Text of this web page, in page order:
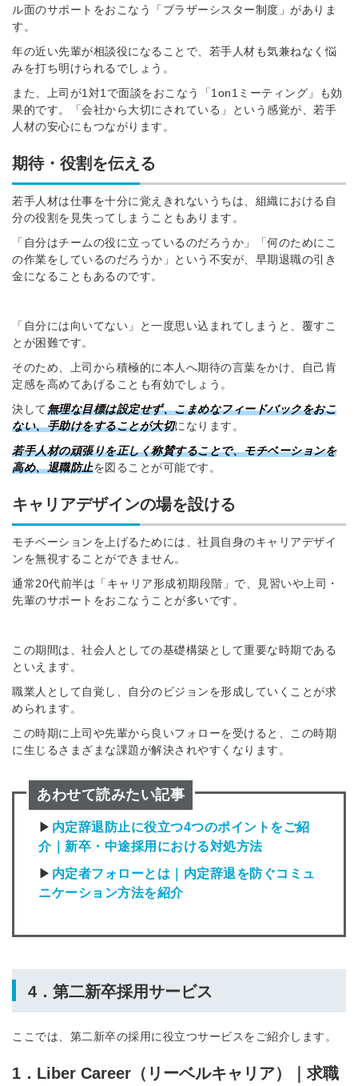
ル面のサポートをおこなう「ブラザーシスター制度」がありま
す。
年の近い先輩が相談役になることで、若手人材も気兼ねなく悩
みを打ち明けられるでしょう。
また、上司が1対1で面談をおこなう「1on1ミーティング」も効
果的です。「会社から大切にされている」という感覚が、若手
人材の安心にもつながります。
期待・役割を伝える
若手人材は仕事を十分に覚えきれないうちは、組織における自
分の役割を見失ってしまうこともあります。
「自分はチームの役に立っているのだろうか」「何のためにこ
の作業をしているのだろうか」という不安が、早期退職の引き
金になることもあるのです。
「自分には向いてない」と一度思い込まれてしまうと、覆すこ
とが困難です。
そのため、上司から積極的に本人へ期待の言葉をかけ、自己肯
定感を高めてあげることも有効でしょう。
決して無理な目標は設定せず、こまめなフィードバックをおこ
ない、手助けをすることが大切になります。
若手人材の頑張りを正しく称賛することで、モチベーションを
高め、退職防止を図ることが可能です。
キャリアデザインの場を設ける
モチベーションを上げるためには、社員自身のキャリアデザイ
ンを無視することができません。
通常20代前半は「キャリア形成初期段階」で、見習いや上司・
先輩のサポートをおこなうことが多いです。
この期間は、社会人としての基礎構築として重要な時期である
といえます。
職業人として自覚し、自分のビジョンを形成していくことが求
められます。
この時期に上司や先輩から良いフォローを受けると、この時期
に生じるさまざまな課題が解決されやすくなります。
あわせて読みたい記事
▶ 内定辞退防止に役立つ4つのポイントをご紹
介｜新卒・中途採用における対処方法
▶ 内定者フォローとは｜内定辞退を防ぐコミュ
ニケーション方法を紹介
4．第二新卒採用サービス
ここでは、第二新卒の採用に役立つサービスをご紹介します。
1．Liber Career （リーベルキャリア）
｜求職